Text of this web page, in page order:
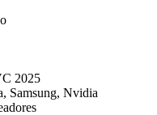
2025
Samsung, Nvidia